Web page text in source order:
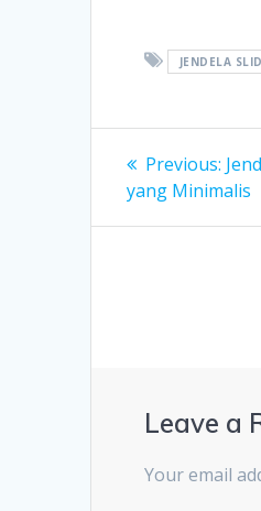
e
b
o
k
d
n
JENDELA
Post
Previous:
post:
yang Minimalis
Leave a
Your email